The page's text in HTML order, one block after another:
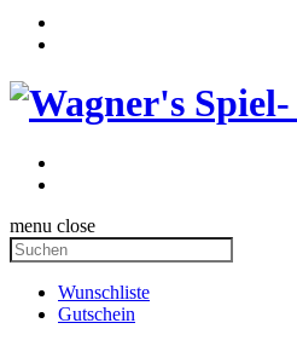
menu close
Wunschliste
Gutschein